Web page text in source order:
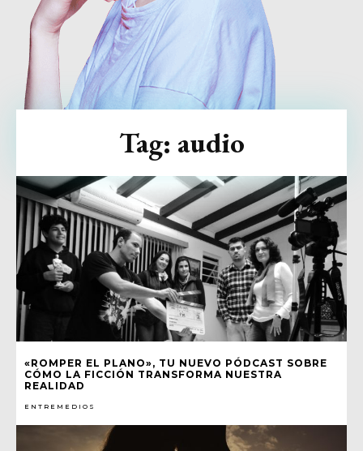
«ROMPER EL PLANO», TU NUEVO PÓDCAST SOBRE
CÓMO LA FICCIÓN TRANSFORMA NUESTRA
REALIDAD
ENTREMEDIOS
Tag: audio